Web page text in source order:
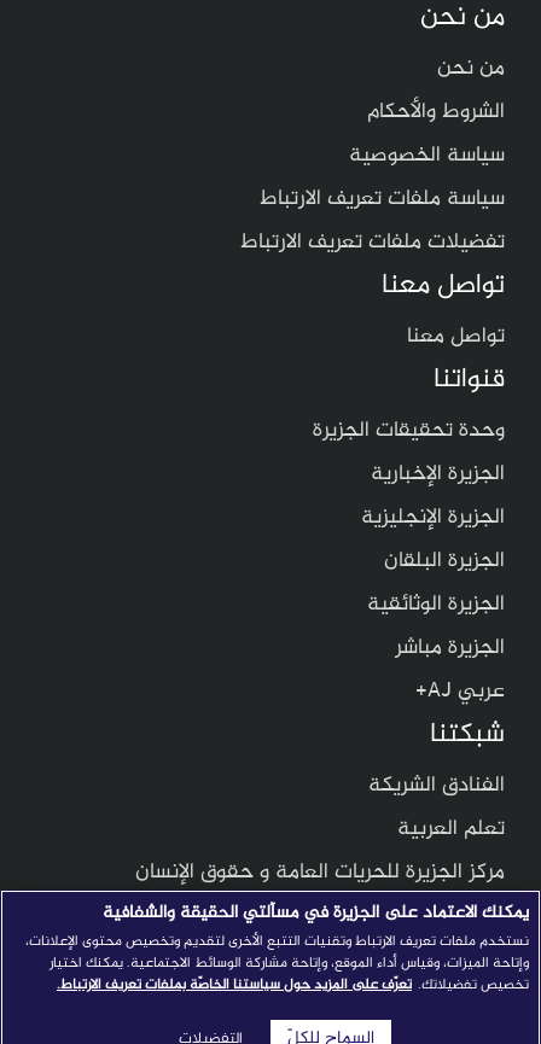
من نحن
من نحن
الشروط والأحكام
سياسة الخصوصية
سياسة ملفات تعريف الارتباط
تفضيلات ملفات تعريف الارتباط
تواصل معنا
تواصل معنا
قنواتنا
وحدة تحقيقات الجزيرة
الجزيرة الإخبارية
الجزيرة الإنجليزية
الجزيرة البلقان
الجزيرة الوثائقية
الجزيرة مباشر
عربي AJ+
شبكتنا
الفنادق الشريكة
تعلم العربية
مركز الجزيرة للحريات العامة و حقوق الإنسان
مركز الجزيرة للدراسات
معهد الجزيرة للإعلام
© 2026 شبكة الجزيرة الإعلامية
يمكنك الاعتماد على الجزيرة في مسألتي الحقيقة والشفافية
نستخدم ملفات تعريف الارتباط وتقنيات التتبع الأخرى لتقديم وتخصيص محتوى الإعلانات،
وإتاحة الميزات، وقياس أداء الموقع، وإتاحة مشاركة الوسائط الاجتماعية. يمكنك اختيار
تخصيص تفضيلاتك. تعرّف على المزيد حول سياستنا الخاصّة بملفات تعريف الارتباط.